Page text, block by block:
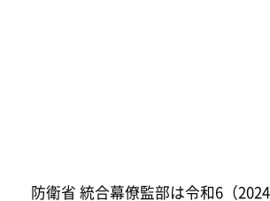
防衛省 統合幕僚監部は令和6（